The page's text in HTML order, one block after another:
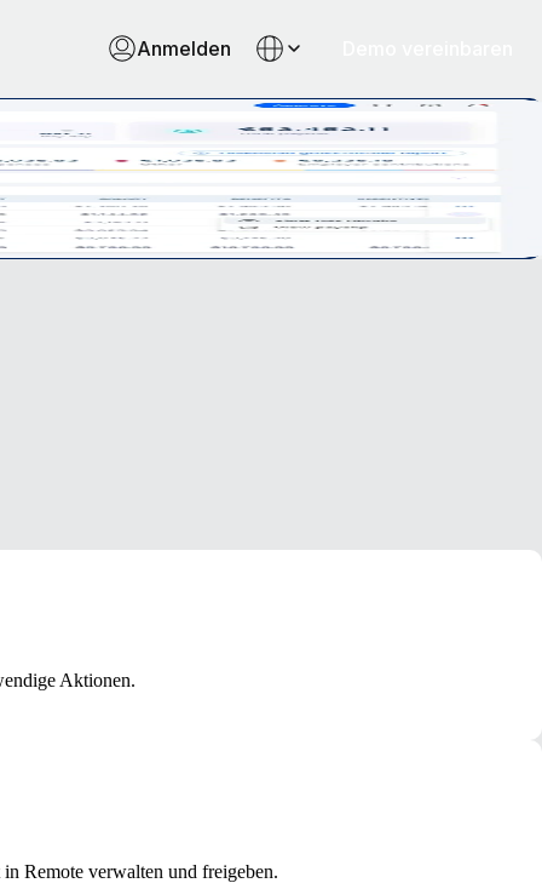
Anmelden
als jemals zuvor.
Aktionen.
Remote verwalten und freigeben.